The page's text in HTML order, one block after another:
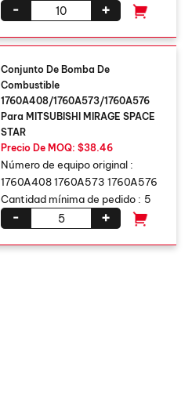
+
-
Conjunto De Bomba De
Combustible
1760A408/1760A573/1760A576
Para MITSUBISHI MIRAGE SPACE
STAR
Precio De MOQ: $38.46
Número de equipo original :
1760A408 1760A573 1760A576
Cantidad mínima de pedido : 5
+
-